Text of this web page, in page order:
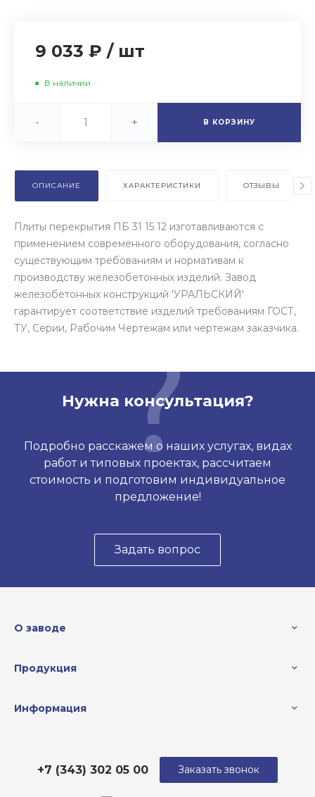
9 033 ₽ / шт
В наличии
- + В КОРЗИНУ
ОПИСАНИЕ ХАРАКТЕРИСТИКИ ОТЗЫВЫ
Плиты перекрытия ПБ 31 15 12 изготавливаются с
применением современного оборудования, согласно
существующим требованиям и нормативам к
производству железобетонных изделий. Завод
железобетонных конструкций 'УРАЛЬСКИЙ'
гарантирует соответствие изделий требованиям ГОСТ,
ТУ, Серии, Рабочим Чертежам или чертежам заказчика.
Нужна консультация?
Подробно расскажем о наших услугах, видах
работ и типовых проектах, рассчитаем
стоимость и подготовим индивидуальное
предложение!
Задать вопрос
О заводе
Продукция
Информация
+7 (343) 302 05 00 Заказать звонок